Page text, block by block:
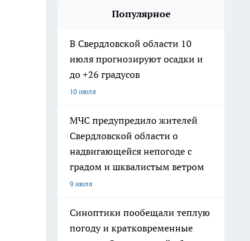
Популярное
В Свердловской области 10
июля прогнозируют осадки и
до +26 градусов
10 июля
МЧС предупредило жителей
Свердловской области о
надвигающейся непогоде с
градом и шквалистым ветром
9 июля
Синоптики пообещали теплую
погоду и кратковременные